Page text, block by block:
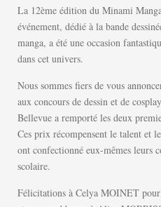
La 12ème édition du Minami
événement, dédié à la bande
manga, a été une occasion
dans cet univers.
Nous sommes fiers de vous
aux concours de dessin et de
Bellevue a remporté les deux
Ces prix récompensent le talent et
ont confectionné eux-mêmes leurs
scolaire.
Félicitations à Celya MOINET